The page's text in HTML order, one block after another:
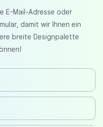
E-Mail-Adresse oder
damit wir Ihnen ein
breite Designpalette